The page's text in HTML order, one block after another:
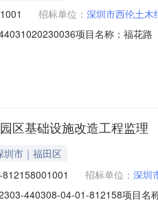
招标单位： 深圳市西伦土木
项目名称：福花
示环节：资格审查环节公示内容
区基础设施改造工程监理
圳市｜福田区
招标单位： 深圳
440308-04-01-812158项目名